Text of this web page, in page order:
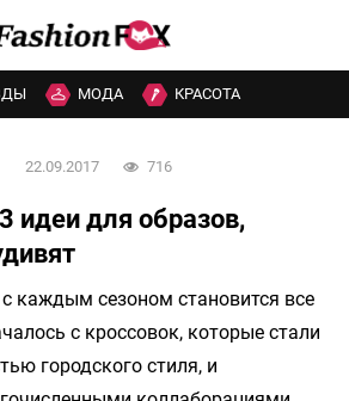
МОДА КРАСОТА
22.09.2017 716
идеи для образов,
каждым сезоном становится все
с кроссовок, которые стали
городского стиля, и